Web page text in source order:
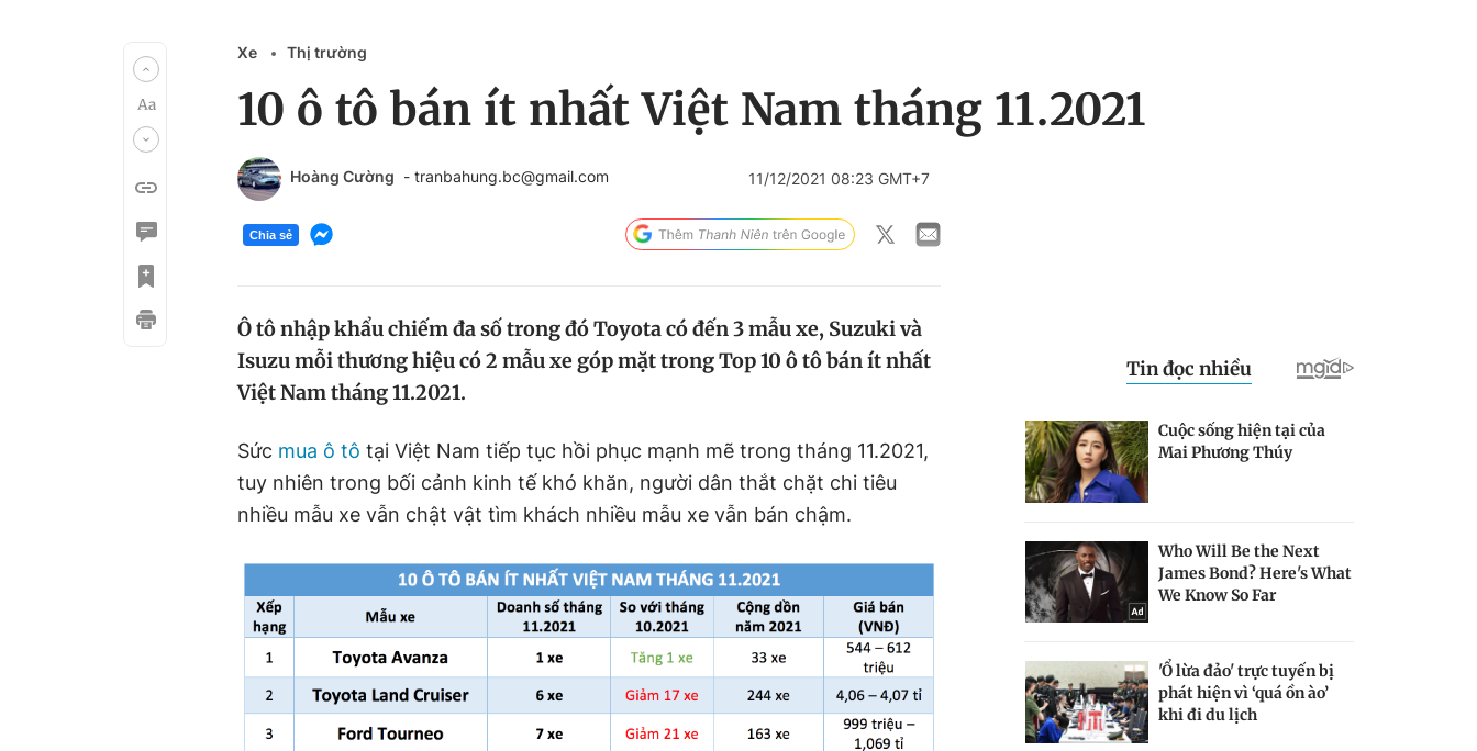
Xe Thị trường
10 ô tô bán ít nhất Việt Nam tháng 11.2021
Hoàng Cường - tranbahung.bc@gmail.com 11/12/2021 08:23 GMT+7
Chia sẻ
Ô tô nhập khẩu chiếm đa số trong đó Toyota có đến 3 mẫu xe, Suzuki và
Isuzu mỗi thương hiệu có 2 mẫu xe góp mặt trong Top 10 ô tô bán ít nhất
Việt Nam tháng 11.2021.
Sức mua ô tô tại Việt Nam tiếp tục hồi phục mạnh mẽ trong tháng 11.2021,
tuy nhiên trong bối cảnh kinh tế khó khăn, người dân thắt chặt chi tiêu
nhiều mẫu xe vẫn chật vật tìm khách nhiều mẫu xe vẫn bán chậm.